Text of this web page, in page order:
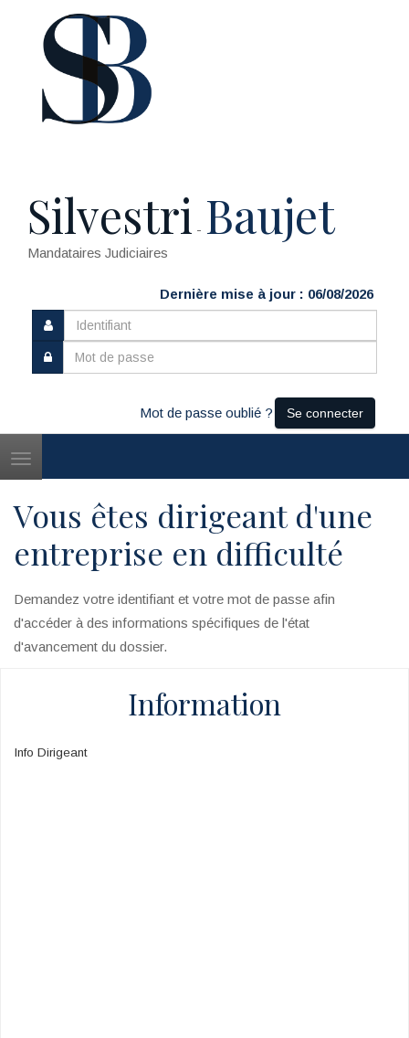
Silvestri - Baujet
Mandataires Judiciaires
Dernière mise à jour : 06/08/2026
Mot de passe oublié ? Se connecter
Toggle
Vous êtes dirigeant d'une
entreprise en difficulté
Demandez votre identifiant et votre mot de passe afin
d'accéder à des informations spécifiques de l'état
d'avancement du dossier.
Information
Info Dirigeant